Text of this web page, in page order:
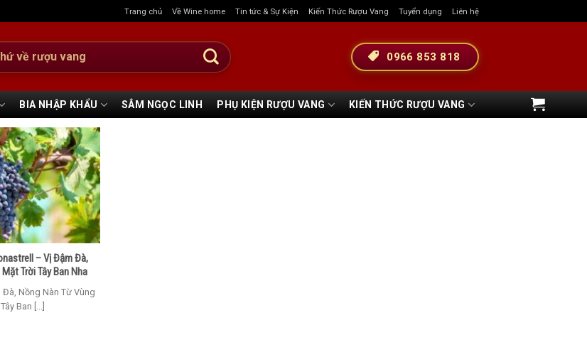
Trang chủ Về Wine home Tin tức & Sự Kiện Kiến Thức Rượu Vang Tuyển dụng Liên hệ
0966 853 818
BIA NHẬP KHẨU SÂM NGỌC LINH PHỤ KIỆN RƯỢU VANG KIẾN THỨC RƯỢU VANG
– Vị Đậm Đà,
Trời Tây Ban Nha
Nồng Nàn Từ Vùng
Ban [...]